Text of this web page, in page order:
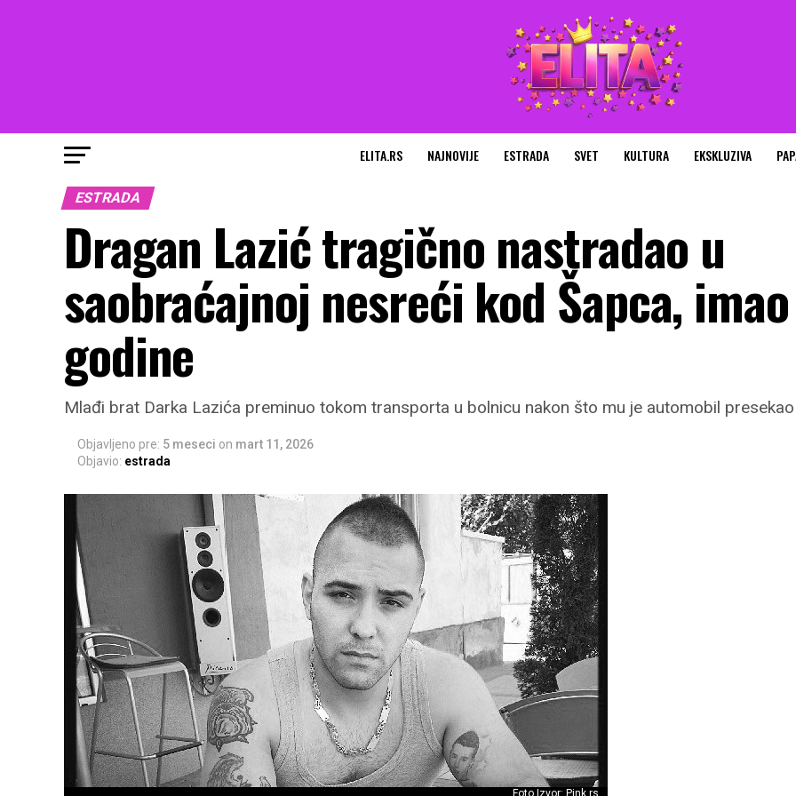
ELITA.RS NAJNOVIJE ESTRADA SVET KULTURA EKSKLUZIVA
ESTRADA
Dragan Lazić tragično nastradao u
saobraćajnoj nesreći kod Šapca,
godine
Mlađi brat Darka Lazića preminuo tokom transporta u bolnicu nakon što mu je automobil
Objavljeno pre: 5 meseci on mart 11, 2026
Objavio: estrada
Foto Izvor: Pink.rs